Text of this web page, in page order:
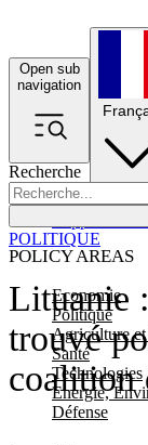
Open sub
navigation
Recherche
POLICY AREAS
Economie
Politique
Agriculture
Santé
Technologies
Energie,
Défense
Lituanie
trouvé
coalition
POLITIQUE